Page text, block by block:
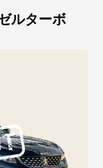
テナンス
ルターボ